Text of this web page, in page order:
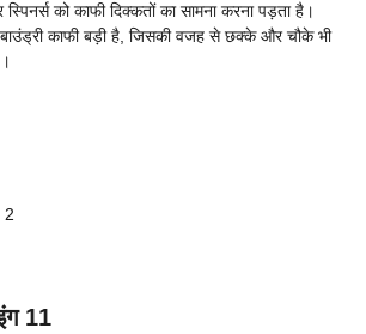
को काफी दिक्कतों का सामना करना पड़ता है।
काफी बड़ी है, जिसकी वजह से छक्के और चौके भी
2
11